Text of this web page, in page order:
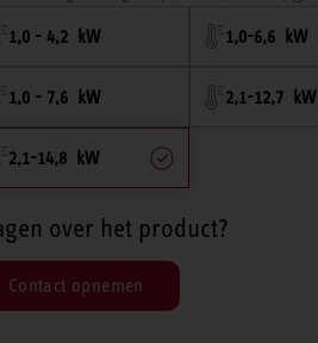
1,0 - 4,2 kW 1,0-6,6 kW
1,0 - 7,6 kW 2,1-12,7 kW
2,1-14,8 kW
over het product?
Contact opnemen